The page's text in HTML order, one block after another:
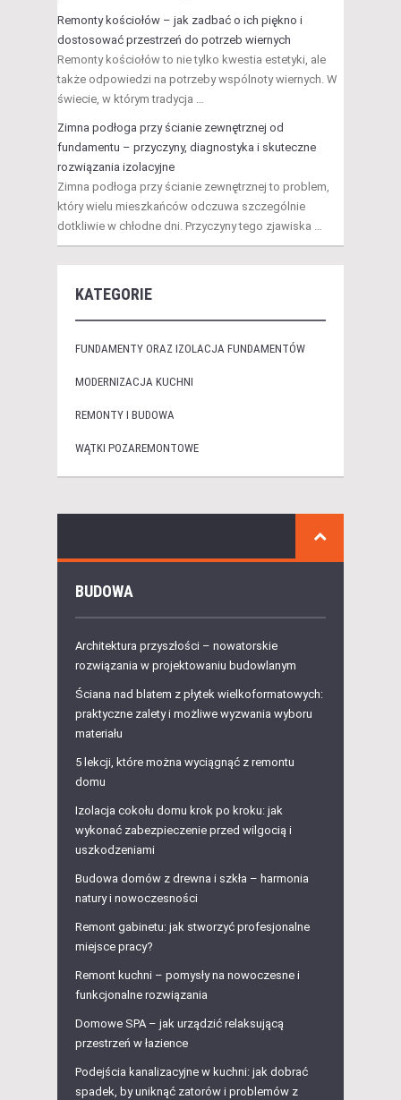
Remonty kościołów – jak zadbać o ich piękno i
dostosować przestrzeń do potrzeb wiernych
Remonty kościołów to nie tylko kwestia estetyki, ale
także odpowiedzi na potrzeby wspólnoty wiernych. W
świecie, w którym tradycja …
Zimna podłoga przy ścianie zewnętrznej od
fundamentu – przyczyny, diagnostyka i skuteczne
rozwiązania izolacyjne
Zimna podłoga przy ścianie zewnętrznej to problem,
który wielu mieszkańców odczuwa szczególnie
dotkliwie w chłodne dni. Przyczyny tego zjawiska …
KATEGORIE
FUNDAMENTY ORAZ IZOLACJA FUNDAMENTÓW
MODERNIZACJA KUCHNI
REMONTY I BUDOWA
WĄTKI POZAREMONTOWE
BUDOWA
Architektura przyszłości – nowatorskie
rozwiązania w projektowaniu budowlanym
Ściana nad blatem z płytek wielkoformatowych:
praktyczne zalety i możliwe wyzwania wyboru
materiału
5 lekcji, które można wyciągnąć z remontu
domu
Izolacja cokołu domu krok po kroku: jak
wykonać zabezpieczenie przed wilgocią i
uszkodzeniami
Budowa domów z drewna i szkła – harmonia
natury i nowoczesności
Remont gabinetu: jak stworzyć profesjonalne
miejsce pracy?
Remont kuchni – pomysły na nowoczesne i
funkcjonalne rozwiązania
Domowe SPA – jak urządzić relaksującą
przestrzeń w łazience
Podejścia kanalizacyjne w kuchni: jak dobrać
spadek, by uniknąć zatorów i problemów z